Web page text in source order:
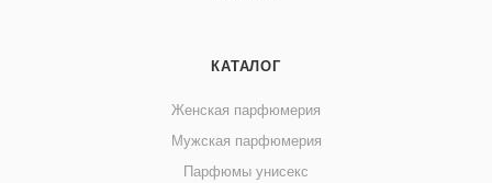
КАТАЛОГ
Женская парфюмерия
Мужская парфюмерия
Парфюмы унисекс